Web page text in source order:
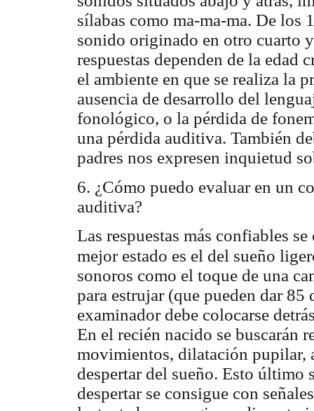
sílabas como ma-ma-ma. De los
sonido originado en otro cuarto
respuestas dependen de la
el ambiente en que se realiza la
ausencia de desarrollo del
fonológico, o la pérdida de
una pérdida auditiva. También
padres nos expresen inquietud
6. ¿Cómo puedo evaluar en un
auditiva?
Las respuestas más confiables
mejor estado es el del sueño
sonoros como el toque de una
para estrujar (que pueden dar
examinador debe colocarse
En el recién nacido se buscarán
movimientos, dilatación pupilar,
despertar del sueño. Esto último
despertar se consigue con